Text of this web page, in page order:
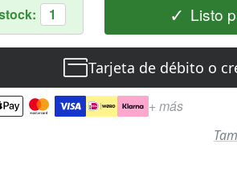
1 ✓ Listo
Tarjeta de débito o
+ más